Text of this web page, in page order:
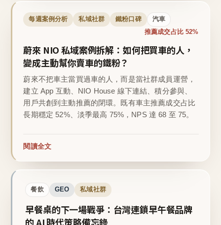
每週案例分析 私域社群 鐵粉口碑 汽車
推薦成交占比 52%
蔚來 NIO 私域案例拆解：如何把買車的人，
變成主動幫你賣車的鐵粉？
蔚來不把車主當買過車的人，而是當社群成員運營，
建立 App 互動、NIO House 線下連結、積分參與、
用戶共創到主動推薦的閉環。既有車主推薦成交占比
長期穩定 52%、淡季最高 75%，NPS 達 68 至 75。
閱讀全文
餐飲 GEO 私域社群
早餐桌的下一場戰爭：台灣連鎖早午餐品牌
的 AI 時代策略備忘錄